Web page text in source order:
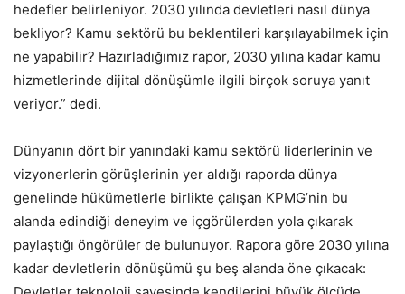
hedefler belirleniyor. 2030 yılında devletleri nasıl dünya
bekliyor? Kamu sektörü bu beklentileri karşılayabilmek için
ne yapabilir? Hazırladığımız rapor, 2030 yılına kadar kamu
hizmetlerinde dijital dönüşümle ilgili birçok soruya yanıt
veriyor.” dedi.
Dünyanın dört bir yanındaki kamu sektörü liderlerinin ve
vizyonerlerin görüşlerinin yer aldığı raporda dünya
genelinde hükümetlerle birlikte çalışan KPMG’nin bu
alanda edindiği deneyim ve içgörülerden yola çıkarak
paylaştığı öngörüler de bulunuyor. Rapora göre 2030 yılına
kadar devletlerin dönüşümü şu beş alanda öne çıkacak: